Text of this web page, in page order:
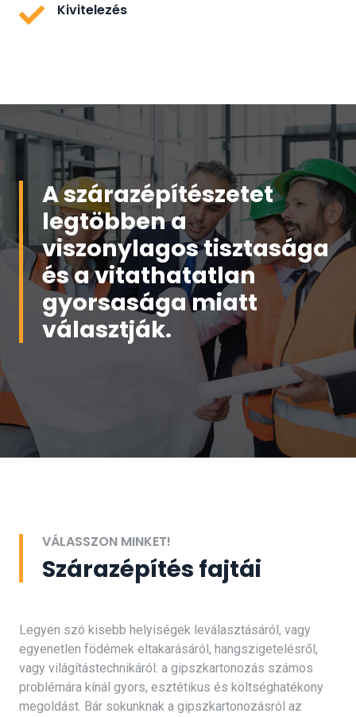
Kivitelezés
A szárazépítészetet
legtöbben a
viszonylagos tisztasága
és a vitathatatlan
gyorsasága miatt
választják.
VÁLASSZON MINKET!
Szárazépítés fajtái
Legyen szó kisebb helyiségek leválasztásáról, vagy
egyenetlen födémek eltakarásáról, hangszigetelésről,
vagy világítástechnikáról: a gipszkartonozás számos
problémára kínál gyors, esztétikus és költséghatékony
megoldást. Bár sokunknak a gipszkartonozásról az